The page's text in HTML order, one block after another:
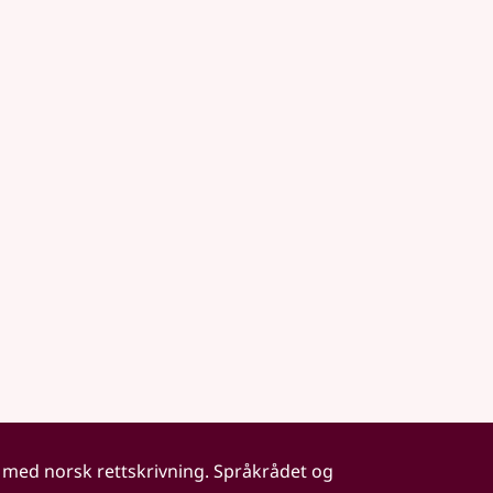
norsk rettskrivning. Språkrådet og